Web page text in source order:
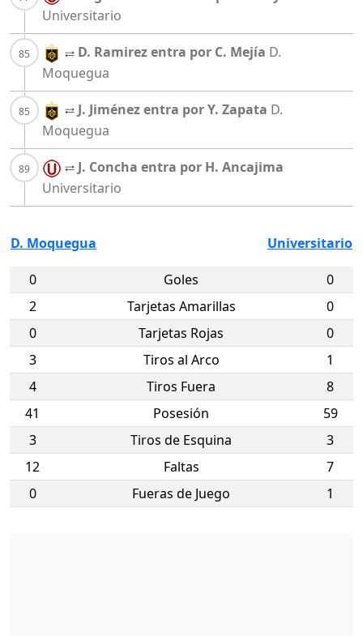
Universitario
D. Ramirez entra por C. Mejía D.
Moquegua
J. Jiménez entra por Y. Zapata D.
Moquegua
J. Concha entra por H. Ancajima
Universitario
D. Moquegua Universitario
0 Goles
0
2
Tarjetas Amarillas
0
0
Tarjetas Rojas
0
3
Tiros al Arco
1
4
Tiros Fuera
8
41
Posesión
59
3
Tiros de Esquina
3
12
Faltas
7
0
Fueras de Juego 1